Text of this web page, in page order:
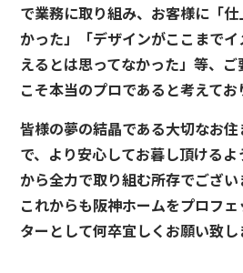
で業務に取り組み、お客様に「
かった」「デザインがここまで
えるとは思ってなかった」等、
こそ本当のプロであると考えてお
皆様の夢の結晶である大切なお
で、より安心してお暮し頂ける
から全力で取り組む所存でござい
これからも阪神ホームをプロフ
ターとして何卒宜しくお願い致